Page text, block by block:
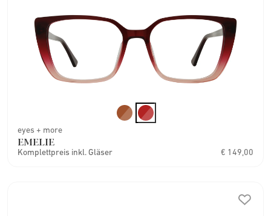
eyes + more
EMELIE
Komplettpreis inkl. Gläser € 149,00